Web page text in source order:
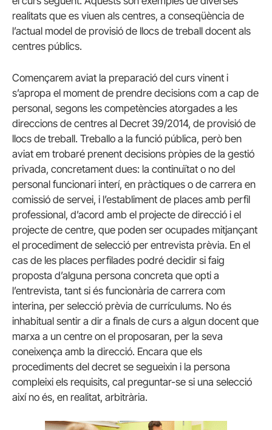
realitats que es viuen als centres, a conseqüència de
l’actual model de provisió de llocs de treball docent als
centres públics.
Començarem aviat la preparació del curs vinent i
s’apropa el moment de prendre decisions com a cap de
personal, segons les competències atorgades a les
direccions de centres al Decret 39/2014, de provisió de
llocs de treball. Treballo a la funció pública, però ben
aviat em trobaré prenent decisions pròpies de la gestió
privada, concretament dues: la continuïtat o no del
personal funcionari interí, en pràctiques o de carrera en
comissió de servei, i l’establiment de places amb perfil
professional, d’acord amb el projecte de direcció i el
projecte de centre, que poden ser ocupades mitjançant
el procediment de selecció per entrevista prèvia. En el
cas de les places perfilades podré decidir si faig
proposta d’alguna persona concreta que opti a
l’entrevista, tant si és funcionària de carrera com
interina, per selecció prèvia de currículums. No és
inhabitual sentir a dir a finals de curs a algun docent que
marxa a un centre on el proposaran, per la seva
coneixença amb la direcció. Encara que els
procediments del decret se segueixin i la persona
compleixi els requisits, cal preguntar-se si una selecció
així no és, en realitat, arbitrària.